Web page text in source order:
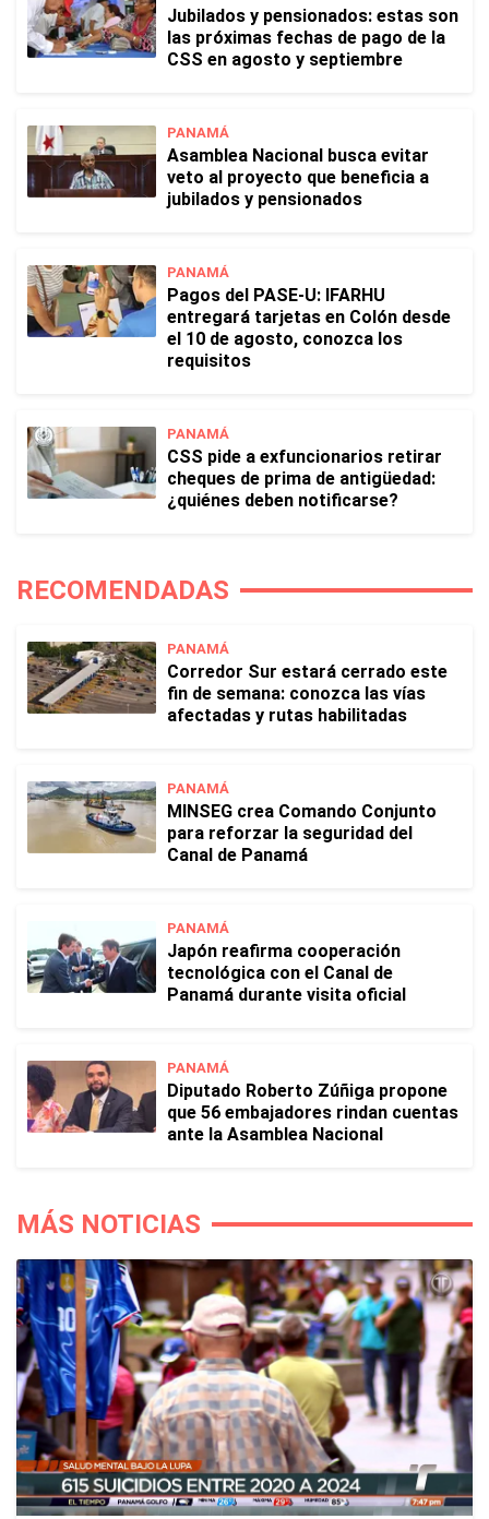
Jubilados y pensionados: estas son
las próximas fechas de pago de la
CSS en agosto y septiembre
PANAMÁ
Asamblea Nacional busca evitar
veto al proyecto que beneficia a
jubilados y pensionados
PANAMÁ
Pagos del PASE-U: IFARHU
entregará tarjetas en Colón desde
el 10 de agosto, conozca los
requisitos
PANAMÁ
CSS pide a exfuncionarios retirar
cheques de prima de antigüedad:
¿quiénes deben notificarse?
RECOMENDADAS
PANAMÁ
Corredor Sur estará cerrado este
fin de semana: conozca las vías
afectadas y rutas habilitadas
PANAMÁ
MINSEG crea Comando Conjunto
para reforzar la seguridad del
Canal de Panamá
PANAMÁ
Japón reafirma cooperación
tecnológica con el Canal de
Panamá durante visita oficial
PANAMÁ
Diputado Roberto Zúñiga propone
que 56 embajadores rindan cuentas
ante la Asamblea Nacional
MÁS NOTICIAS